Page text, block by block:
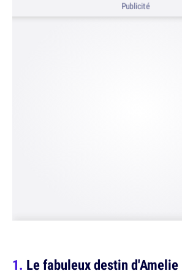
Publicité
Le fabuleux destin